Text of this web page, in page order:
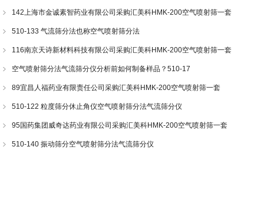
142上海市金诚素智药业有限公司采购汇美科HMK-200空气喷射筛一套
510-133 气流筛分法也称空气喷射筛分法
116南京天诗新材料科技有限公司采购汇美科HMK-200空气喷射筛一套
空气喷射筛分法气流筛分仪分析前如何制备样品？510-17
89宜昌人福药业有限责任公司采购汇美科HMK-200空气喷射筛一套
510-122 粒度筛分休止角仪空气喷射筛分法气流筛分仪
95国药集团威奇达药业有限公司采购汇美科HMK-200空气喷射筛一套
510-140 振动筛分空气喷射筛分法气流筛分仪